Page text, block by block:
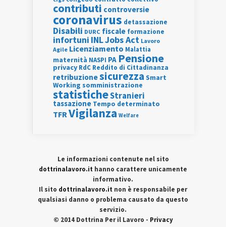
contributi controversie
coronavirus detassazione
Disabili DURC fiscale formazione
infortuni INLJobs Act Lavoro
Agile Licenziamento Malattia
maternità NASPI PA Pensione
privacy RdC Reddito di Cittadinanza
retribuzionesicurezza Smart
Working somministrazione
statisticheStranieri
tassazione Tempo determinato
TFRVigilanza Welfare
Le informazioni contenute nel sito
dottrinalavoro.it hanno carattere unicamente
informativo.
Il sito dottrinalavoro.it non è responsabile per
qualsiasi danno o problema causato da questo
servizio.
© 2014 Dottrina Per il Lavoro - Privacy